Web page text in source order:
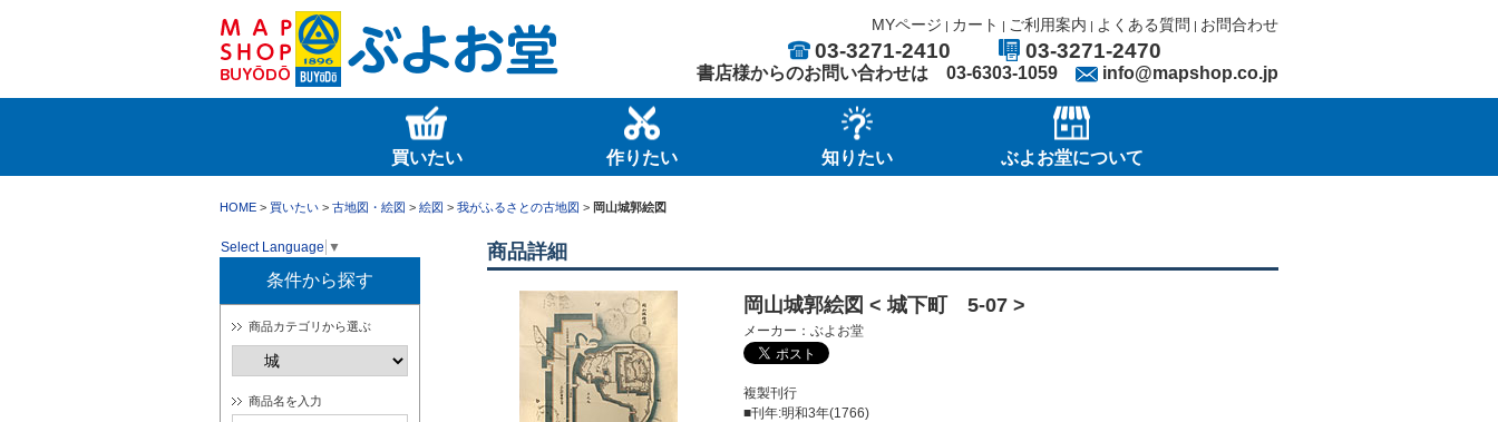
MYページ | カート | ご利用案内 | よくある質問 | お問合わせ
03-3271-2410 03-3271-2470
書店様からのお問い合わせは 03-6303-1059 info@mapshop.co.jp
買いたい 作りたい 知りたい ぶよお堂について
HOME > 買いたい > 古地図・絵図 > 絵図 > 我がふるさとの古地図 > 岡山城郭絵図
Select Language ▼
条件から探す
商品カテゴリから選ぶ
商品名を入力
商品詳細
岡山城郭絵図 < 城下町 5-07 >
メーカー：ぶよお堂
複製刊行
■刊年:明和3年(1766)